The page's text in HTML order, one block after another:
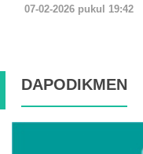
07-02-2026 pukul 19:42
DAPODIKMEN